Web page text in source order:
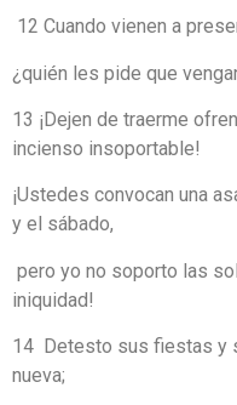
12 Cuando vienen a
¿quién les pide que
13 ¡Dejen de traerme
incienso insoportable!
¡Ustedes convocan una
y el sábado,
pero yo no soporto las
iniquidad!
14 Detesto sus fiestas y
nueva;